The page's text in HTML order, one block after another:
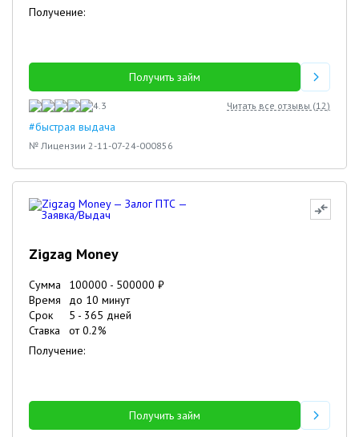
Получение:
Получить займ
4.3 Читать все отзывы (12)
#быстрая выдача
№ Лицензии 2-11-07-24-000856
Zigzag Money
Сумма 100000 - 500000 ₽
Время
до 10 минут
Срок
5 - 365 дней
Ставка
от0.2%
Получение:
Получить займ